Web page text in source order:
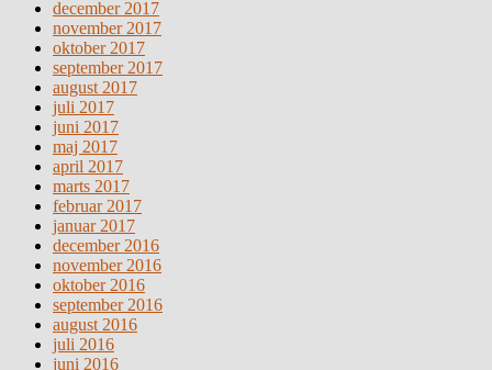
december 2017
november 2017
oktober 2017
september 2017
august 2017
juli 2017
juni 2017
maj 2017
april 2017
marts 2017
februar 2017
januar 2017
december 2016
november 2016
oktober 2016
september 2016
august 2016
juli 2016
juni 2016